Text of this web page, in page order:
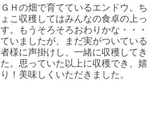
ＧＨの畑で育てているエンドウ。
ょこ収穫してはみんなの食卓の上
す。もうそろそろおわりかな・・
ていましたが、まだ実がついてい
者様に声掛けし、一緒に収穫して
た。思っていた以上に収穫でき、
り！美味しくいただきました。